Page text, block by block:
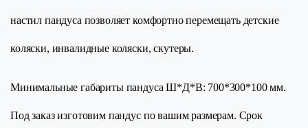
настил пандуса позволяет комфортно перемещать детские
коляски, инвалидные коляски, скутеры.
Минимальные габариты пандуса Ш*Д*В: 700*300*100 мм.
Под заказ изготовим пандус по вашим размерам. Срок